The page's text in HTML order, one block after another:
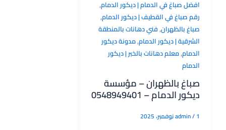
افضل صباغ في الدمام | ديكور الدمام,
رقم صباغ في القطيف | ديكور الدمام,
صباغ بالظهران,فني دهانات بالمنطقة
الشرقية | ديكور الدمام,مدونة ديكور
الدمام,معلم دهانات بالخبر | ديكور
الدمام
صباغ بالظهران – مؤسسة
ديكور الدمام – 0548949401
admin/1 نوفمبر، 2025